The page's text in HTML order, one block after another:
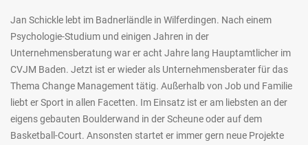
Jan Schickle lebt im Badnerländle in Wilferdingen. Nach einem
Psychologie-Studium und einigen Jahren in der
Unternehmensberatung war er acht Jahre lang Hauptamtlicher im
CVJM Baden. Jetzt ist er wieder als Unternehmensberater für das
Thema Change Management tätig. Außerhalb von Job und Familie
liebt er Sport in allen Facetten. Im Einsatz ist er am liebsten an der
eigens gebauten Boulderwand in der Scheune oder auf dem
Basketball-Court. Ansonsten startet er immer gern neue Projekte